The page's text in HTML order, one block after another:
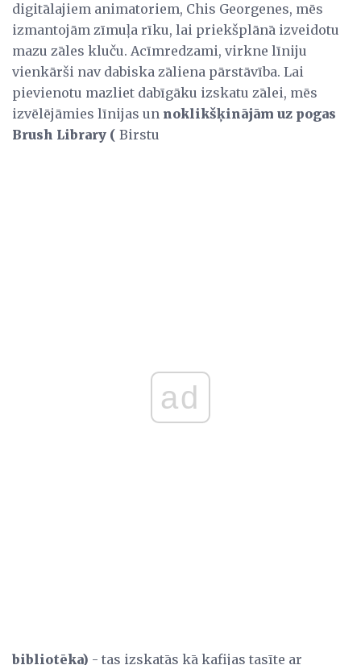
digitālajiem animatoriem, Chis Georgenes, mēs
izmantojām zīmuļa rīku, lai priekšplānā izveidotu
mazu zāles kluču. Acīmredzami, virkne līniju
vienkārši nav dabiska zāliena pārstāvība. Lai
pievienotu mazliet dabīgāku izskatu zālei, mēs
izvēlējāmies līnijas un noklikšķinājām uz pogas
Brush Library ( Birstu
ad
bibliotēka) - tas izskatās kā kafijas tasīte ar